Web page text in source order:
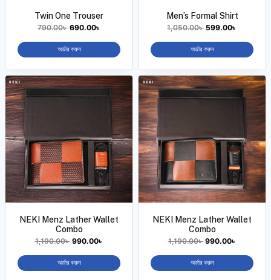
Twin One Trouser
790.00৳ 690.00৳
অর্ডার করুন
Men’s Formal Shirt
1,050.00৳ 599.00৳
অর্ডার করুন
NEKI Menz Lather Wallet
Combo
1,190.00৳ 990.00৳
অর্ডার করুন
NEKI Menz Lather Wallet
Combo
1,190.00৳ 990.00৳
অর্ডার করুন